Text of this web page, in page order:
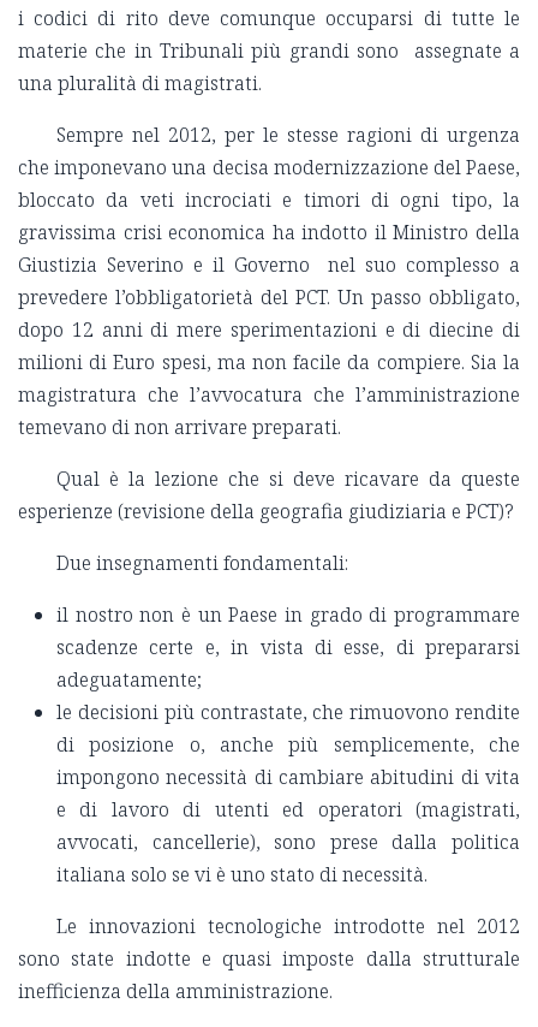
i codici di rito deve comunque occuparsi di tutte le
materie che in Tribunali più grandi sono assegnate a
una pluralità di magistrati.
Sempre nel 2012, per le stesse ragioni di urgenza
che imponevano una decisa modernizzazione del Paese,
bloccato da veti incrociati e timori di ogni tipo, la
gravissima crisi economica ha indotto il Ministro della
Giustizia Severino e il Governo nel suo complesso a
prevedere l’obbligatorietà del PCT. Un passo obbligato,
dopo 12 anni di mere sperimentazioni e di diecine di
milioni di Euro spesi, ma non facile da compiere. Sia la
magistratura che l’avvocatura che l’amministrazione
temevano di non arrivare preparati.
Qual è la lezione che si deve ricavare da queste
esperienze (revisione della geografia giudiziaria e PCT)?
Due insegnamenti fondamentali:
il nostro non è un Paese in grado di programmare
scadenze certe e, in vista di esse, di prepararsi
adeguatamente;
le decisioni più contrastate, che rimuovono rendite
di posizione o, anche più semplicemente, che
impongono necessità di cambiare abitudini di vita
e di lavoro di utenti ed operatori (magistrati,
avvocati, cancellerie), sono prese dalla politica
italiana solo se vi è uno stato di necessità.
Le innovazioni tecnologiche introdotte nel 2012
sono state indotte e quasi imposte dalla strutturale
inefficienza della amministrazione.